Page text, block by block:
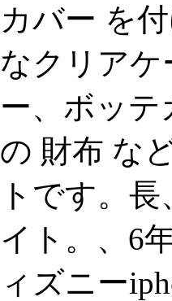
カバー を
なクリア
ー、ボッ
の 財布 な
トです。
イト。、6
ィズニー